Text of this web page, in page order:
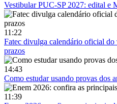
Vestibular PUC-SP 2027: edital e
11:22
Fatec divulga calendário oficial do
prazos
14:43
Como estudar usando provas dos
11:39